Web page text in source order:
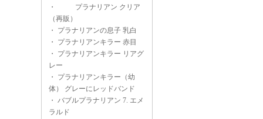
・
プラナリアン クリア
（再販）
・ プラナリアンの息子 乳白
・ プラナリアンキラー 赤目
・ プラナリアンキラー リアグ
レー
・ プラナリアンキラー（幼
体） グレーにレッドバンド
・ バブルプラナリアン 7. エメ
ラルド